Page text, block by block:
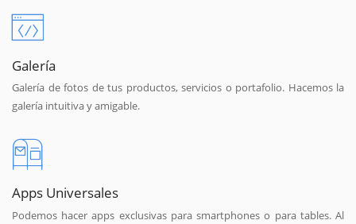
Galería
Galería de fotos de tus productos, servicios o portafolio. Hacemos la
galería intuitiva y amigable.
Apps Universales
Podemos hacer apps exclusivas para smartphones o para tables. Al